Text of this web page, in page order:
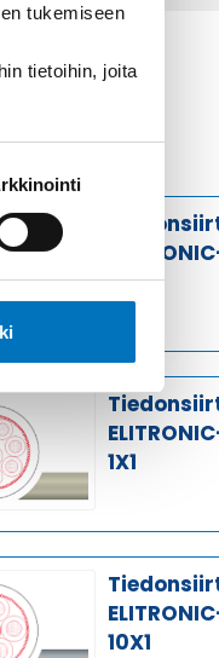
tukemiseen
tietoihin, joita
1X0,5
1X1
10X1